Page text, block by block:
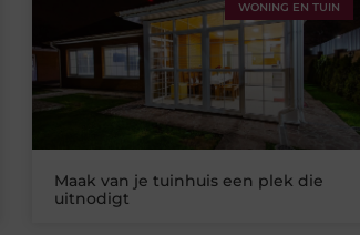
WONING EN TUIN
Maak van je tuinhuis een plek die
uitnodigt